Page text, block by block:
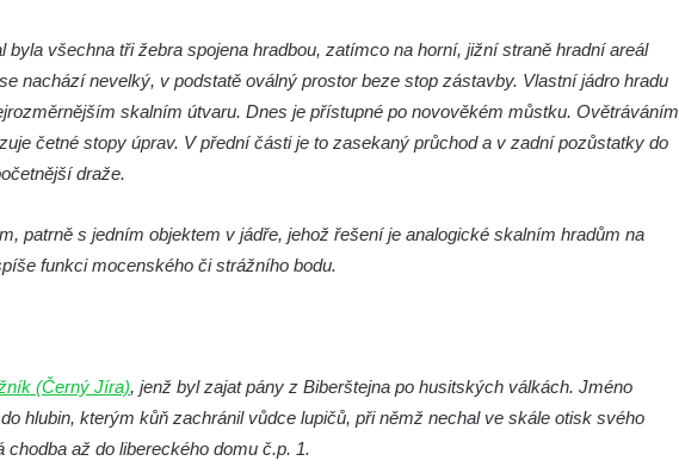
u České
všechna tři žebra spojena hradbou, zatímco na horní, jižní straně hradní areál
nachází nevelký, v podstatě oválný prostor beze stop zástavby. Vlastní jádro hradu
skalním útvaru. Dnes je přístupné po novověkém můstku. Ovětráváním
četné stopy úprav. V přední části je to zasekaný průchod a v zadní pozůstatky do
draže.
patrně s jedním objektem v jádře, jehož řešení je analogické skalním hradům na
funkci mocenského či strážního bodu.
(Černý Jíra), jenž byl zajat pány z Biberštejna po husitských válkách. Jméno
hlubin, kterým kůň zachránil vůdce lupičů, při němž nechal ve skále otisk svého
až do libereckého domu č.p. 1.